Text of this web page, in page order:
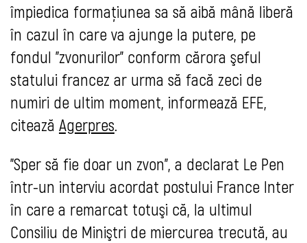
împiedica formaţiunea sa să aibă mână liberă
în cazul în care va ajunge la putere, pe
fondul "zvonurilor" conform cărora şeful
statului francez ar urma să facă zeci de
numiri de ultim moment, informează EFE,
citează Agerpres.
"Sper să fie doar un zvon", a declarat Le Pen
într-un interviu acordat postului France Inter
în care a remarcat totuşi că, la ultimul
Consiliu de Miniştri de miercurea trecută, au